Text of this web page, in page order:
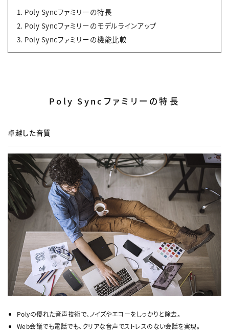
Poly Syncファミリーの特長
Poly Syncファミリーのモデルラインアップ
Poly Syncファミリーの機能比較
Poly Syncファミリーの特長
卓越した音質
Polyの優れた音声技術で、ノイズやエコーをしっかりと除去。
Web会議でも電話でも、クリアな音声でストレスのない会話を実現。